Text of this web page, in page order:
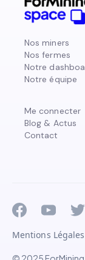
Nos miners
Nos fermes
Notre
Notre équipe
Me connecter
Blog & Actus
Contact
Mentions Légales